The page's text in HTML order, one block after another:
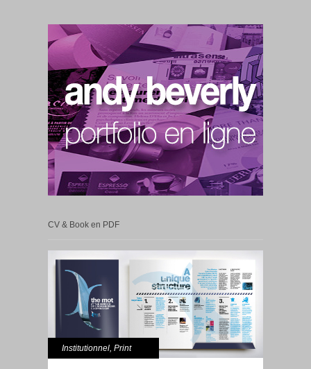
CV & Book en PDF
Institutionnel, Print